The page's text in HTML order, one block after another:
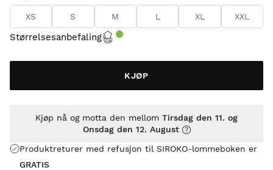
XS S M L XL XXL
Størrelsesanbefaling
KJØP
Produktreturer med refusjon til SIROKO-lommeboken er
GRATIS
Kjøp nå og motta den mellom Tirsdag den 11. og
Onsdag den 12. August